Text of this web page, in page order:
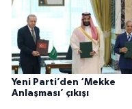
Yeni Parti’den ‘Mekke
Anlaşması’ çıkışı